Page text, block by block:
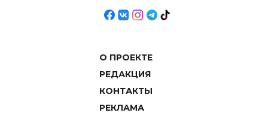
О ПРОЕКТЕ
РЕДАКЦИЯ
КОНТАКТЫ
РЕКЛАМА